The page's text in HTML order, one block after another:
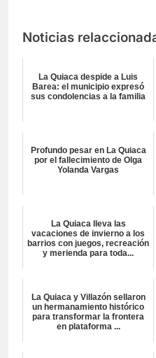
Noticias
La Quiaca despide a Luis
Barea: el municipio expresó
sus condolencias a la familia
Profundo pesar en La Quiaca
por el fallecimiento de Olga
Yolanda Vargas
La Quiaca lleva las
vacaciones de invierno a los
barrios con juegos, recreación
y merienda para toda...
La Quiaca y Villazón sellaron
un hermanamiento histórico
para transformar la frontera
en plataforma ...